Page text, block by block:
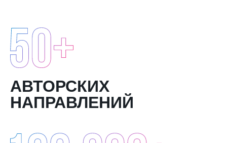
АВТОРСКИХ
НАПРАВЛЕНИЙ